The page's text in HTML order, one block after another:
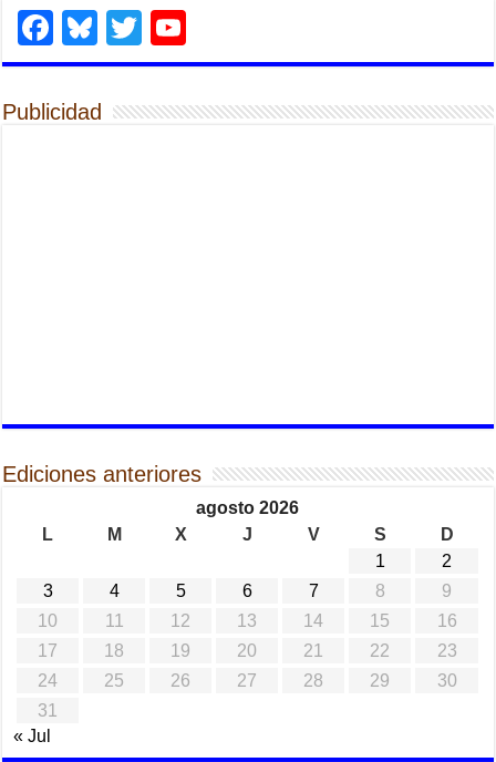
Facebook
Bluesky
Twitter
Publicidad
Ediciones anteriores
agosto 2026
L
M X J V S
D
1
2
3
4 5 6 7 8
9
10
11 12 13 14 15
16
17
18 19 20 21 22
23
24
25 26 27 28 29
30
31
« Jul